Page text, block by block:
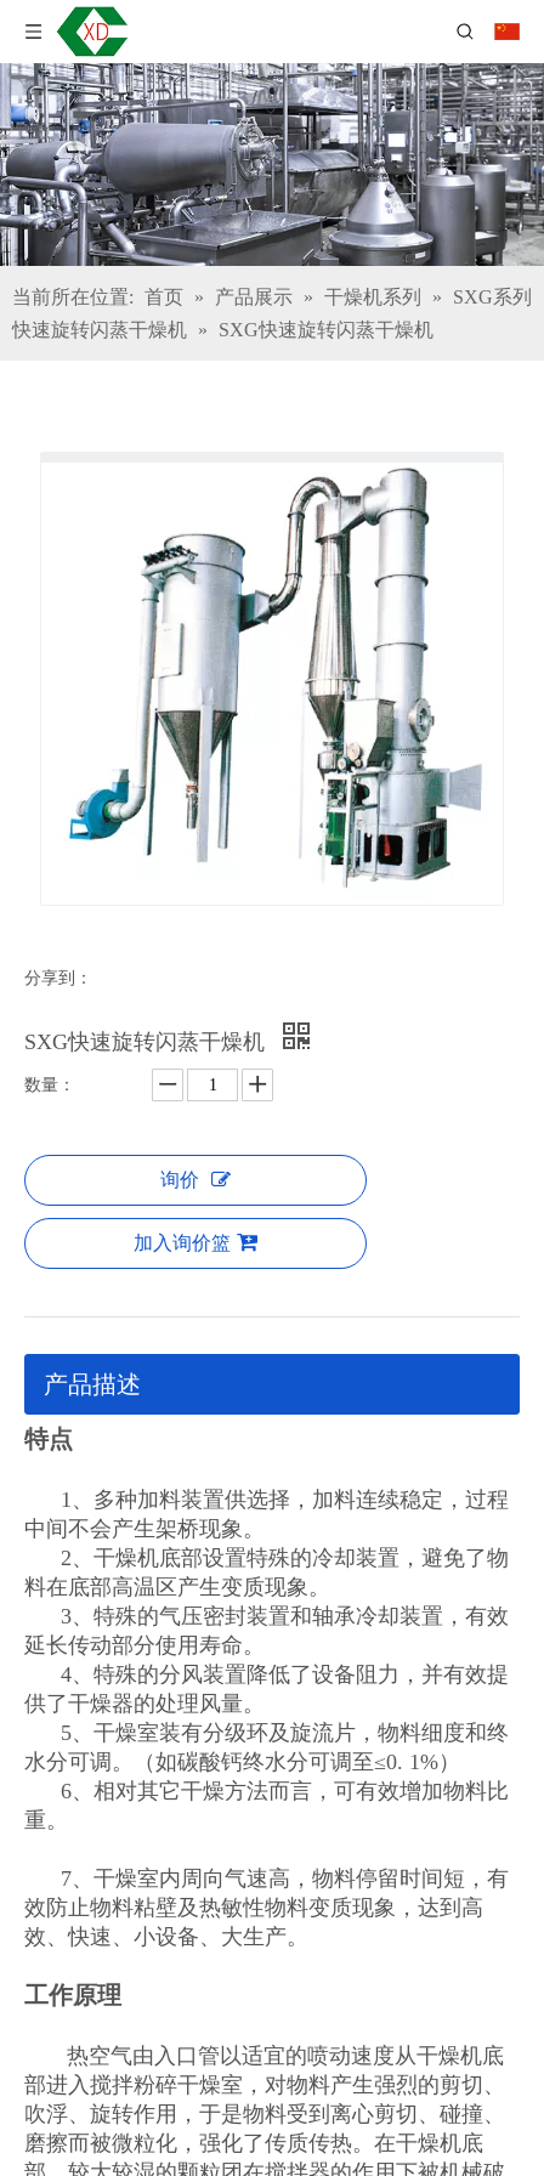
当前所在位置: 首页 » 产品展示 » 干燥机系列 »
SXG系列
快速旋转闪蒸干燥机 » SXG快速旋转闪蒸干燥机
分享到：
SXG快速旋转闪蒸干燥机
数量：
询价
加入询价篮
产品描述
特点
1、多种加料装置供选择，加料连续稳定，过程
中间不会产生架桥现象。
2、干燥机底部设置特殊的冷却装置，避免了物
料在底部高温区产生变质现象。
3、特殊的气压密封装置和轴承冷却装置，有效
延长传动部分使用寿命。
4、特殊的分风装置降低了设备阻力，并有效提
供了干燥器的处理风量。
5、干燥室装有分级环及旋流片，物料细度和终
水分可调。（如碳酸钙终水分可调至≤0. 1%）
6、相对其它干燥方法而言，可有效增加物料比
重。
7、干燥室内周向气速高，物料停留时间短，有
效防止物料粘壁及热敏性物料变质现象，达到高
效、快速、小设备、大生产。
工作原理
热空气由入口管以适宜的喷动速度从干燥机底
部进入搅拌粉碎干燥室，对物料产生强烈的剪切、
吹浮、旋转作用，于是物料受到离心剪切、碰撞、
磨擦而被微粒化，强化了传质传热。在干燥机底